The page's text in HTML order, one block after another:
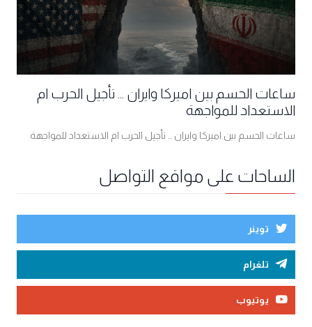
ساعات الحسم بين اميركا وايران ... تأجيل الحرب ام
الاستعداد للمواجهة
ساعات الحسم بين اميركا وايران ... تأجيل الحرب ام الاستعداد للمواجهة
الساحات على مواقع التواصل
توينر
تلغرام
يوتيوب